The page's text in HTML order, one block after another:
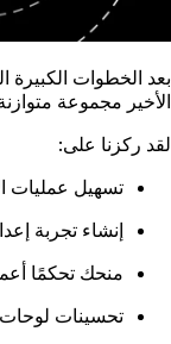
بعد الخطوات الكبيرة
الأخير مجموعة
لقد ركزنا على:
تسهيل عمليات
إنشاء تجربة
منحك تحكمًا
تحسينات